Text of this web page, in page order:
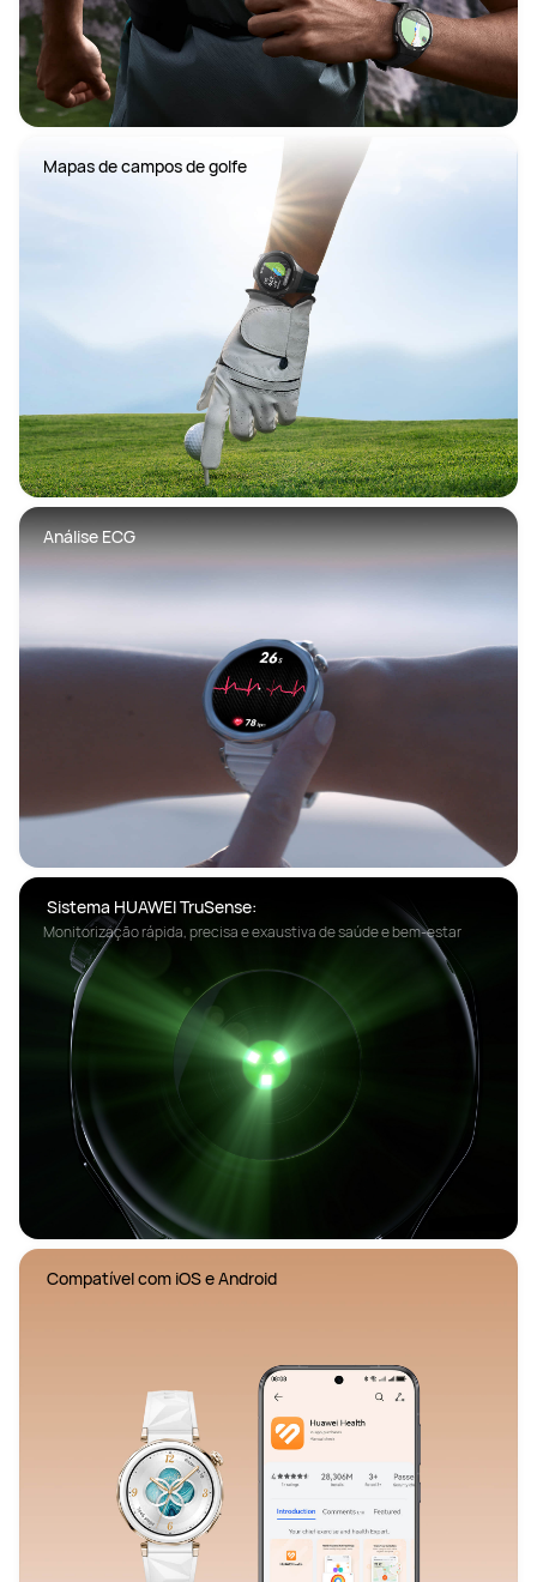
Mapas de campos de golfe
Análise ECG
Sistema HUAWEI TruSense:
Monitorização rápida, precisa e exaustiva de saúde e bem-estar